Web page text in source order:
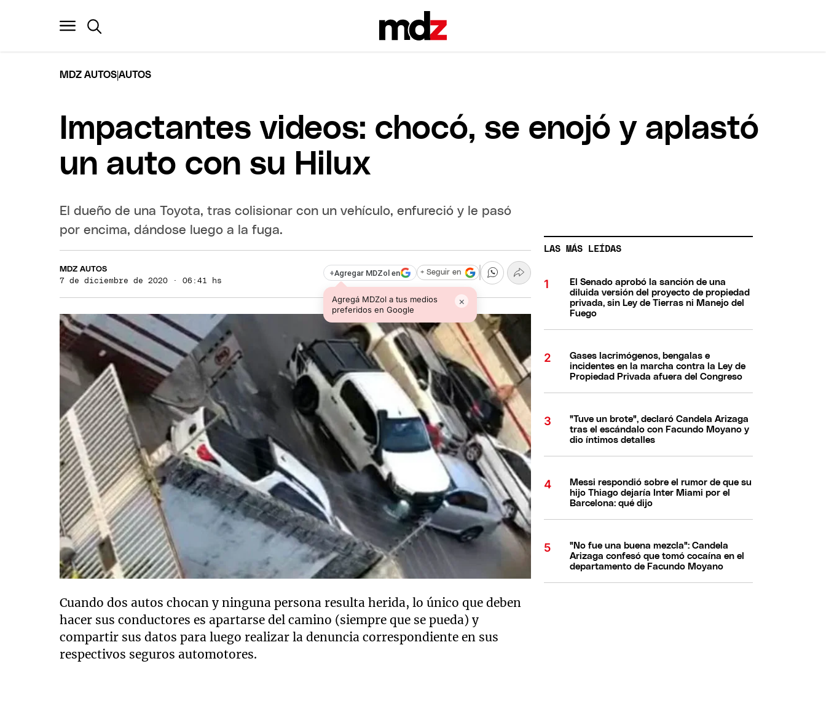
MDZ AUTOS|AUTOS
Impactantes videos: chocó, se enojó y aplastó
un auto con su Hilux
El dueño de una Toyota, tras colisionar con un vehículo, enfureció y le pasó
por encima, dándose luego a la fuga.
MDZ AUTOS
7 de diciembre de 2020 · 06:41 hs
+Agregar MDZol en
Agregá MDZol a tus medios
preferidos en Google
×
+ Seguir en
Cuando dos autos chocan y ninguna persona resulta herida, lo único que deben
hacer sus conductores es apartarse del camino (siempre que se pueda) y
compartir sus datos para luego realizar la denuncia correspondiente en sus
respectivos seguros automotores.
LAS MÁS LEÍDAS
El Senado aprobó la sanción de una
diluida versión del proyecto de propiedad
privada, sin Ley de Tierras ni Manejo del
Fuego
Gases lacrimógenos, bengalas e
incidentes en la marcha contra la Ley de
Propiedad Privada afuera del Congreso
"Tuve un brote", declaró Candela Arizaga
tras el escándalo con Facundo Moyano y
dio íntimos detalles
Messi respondió sobre el rumor de que su
hijo Thiago dejaría Inter Miami por el
Barcelona: qué dijo
"No fue una buena mezcla": Candela
Arizaga confesó que tomó cocaína en el
departamento de Facundo Moyano